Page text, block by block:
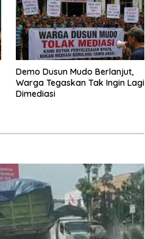
Demo Dusun Mudo Berlanjut,
Warga Tegaskan Tak Ingin Lagi
Dimediasi